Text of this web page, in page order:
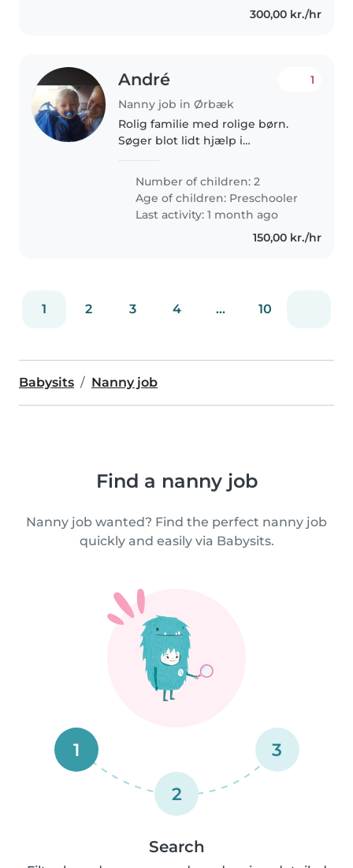
300,00 kr./hr
André
Nanny job in Ørbæk
1
Rolig familie med rolige børn.
Søger blot lidt hjælp i
rengøring samt tøjvask. Børnene
er selvstændige så de kræver
ikke meget pasning blot at du er
her...
Number of children: 2
Age of children: Preschooler
Last activity: 1 month ago
150,00 kr./hr
1 2 3 4 ... 10
Babysits Nanny job
Find a nanny job
Nanny job wanted? Find the perfect nanny job
quickly and easily via Babysits.
1
2
3
Search